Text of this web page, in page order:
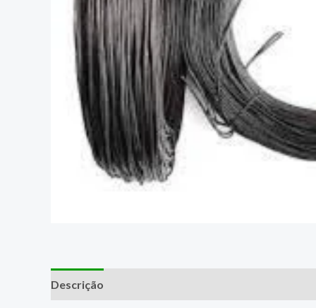
Descrição